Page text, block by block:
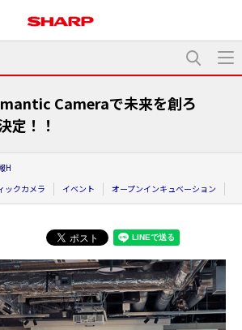
Cameraで未来を創ろ
定！！
H
ックカメラ
イベント オープンインキュベーション